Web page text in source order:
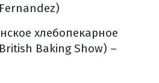
хлебопекарное
Baking Show) –